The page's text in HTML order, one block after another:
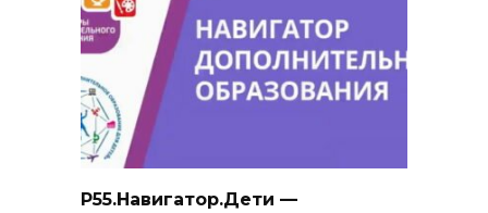
Р55.Навигатор.Дети —